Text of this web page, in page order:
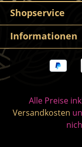
Shopservice
Informationen
Alle Preise
Versandkosten